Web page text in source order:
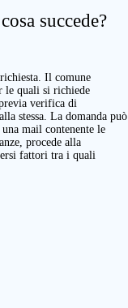
succede?
Il comune
le quali si richiede
verifica di
stessa. La domanda può
mail contenente le
procede alla
fattori tra i quali